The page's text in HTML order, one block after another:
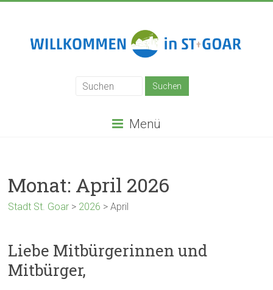
Menü
Monat: April 2026
Stadt St. Goar > 2026 >April
Liebe Mitbürgerinnen und
Mitbürger,